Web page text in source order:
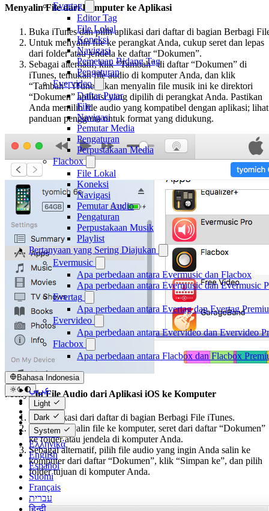
Evertag
Editor Tag
File Lokal
Koneksi
Navigasi
Pemetaan Bidang Tag
Pengaturan
Evervideo
Daftar Putar
File
Navigasi
Pemutar Media
Pengaturan
Perpustakaan Media
Flacbox
File Lokal
Koneksi
Navigasi
Pemutar Audio
Pengaturan
Perpustakaan Musik
Playlist
Pertanyaan yang Sering Diajukan
Evermusic
Apa perbedaan antara Evermusic dan Flacbox
Apa perbedaan antara Evermusic dan Evermusic
Evertag
Apa perbedaan antara Evertag dan Evertag
Evervideo
Apa perbedaan antara Evervideo dan Evervideo
Flacbox
Apa perbedaan antara Flacbox dan Flacbox
Bahasa Indonesia
عربي
Català
Čeština
Dansk
Deutsch
Ελληνικά
English
Español
Suomi
Français
עברית
हिन्दी
Light
Dark
System
Menyalin File dari Komputer ke Aplikasi
Buka iTunes dan pilih aplikasi dari daftar di bagian Berbagi
Untuk menyalin file ke perangkat Anda, cukup seret dan lepas
dari folder atau jendela ke daftar “Dokumen”.
Sebagai alternatif, klik “Tambah” di daftar “Dokumen” di
iTunes, temukan file audio di komputer Anda, dan klik
“Tambah”. iTunes akan menyalin file musik ini ke direktori
“Dokumen” aplikasi yang dipilih di perangkat Anda. Pastikan
Anda memilih file audio yang kompatibel dengan aplikasi; lihat
panduan pengguna untuk format yang didukung.
Menyalin File Audio dari Aplikasi iOS ke Komputer
Pilih aplikasi dari daftar di bagian Berbagi File iTunes.
Untuk menyalin file ke komputer, seret dari daftar “Dokumen”
ke folder atau jendela di komputer Anda.
Sebagai alternatif, pilih file audio yang ingin Anda salin ke
komputer dari daftar “Dokumen”, klik “Simpan ke”, dan pilih
folder tujuan di komputer Anda.